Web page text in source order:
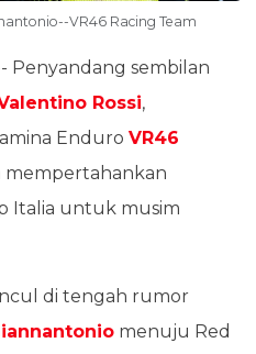
VR46 Racing Team
Penyandang sembilan
Rossi,
Enduro VR46
mempertahankan
Italia untuk musim
di tengah rumor
menuju Red